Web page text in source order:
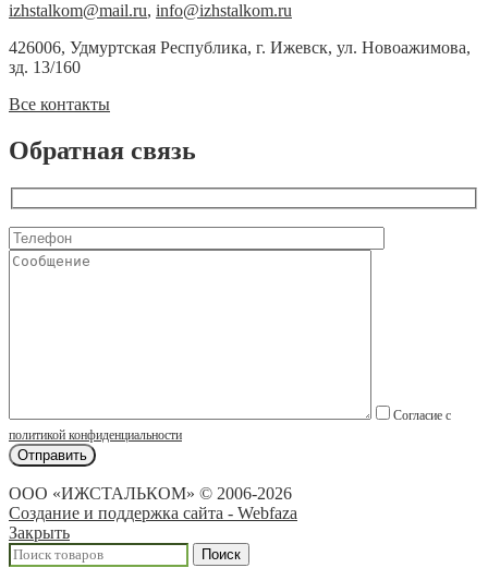
izhstalkom@mail.ru, info@izhstalkom.ru
426006, Удмуртская Республика, г. Ижевск, ул. Новоажимова,
зд. 13/160
Все контакты
Обратная связь
Согласие с
политикой конфиденциальности
ООО «ИЖСТАЛЬКОМ» © 2006-2026
Создание и поддержка сайта - Webfaza
Закрыть
Поиск